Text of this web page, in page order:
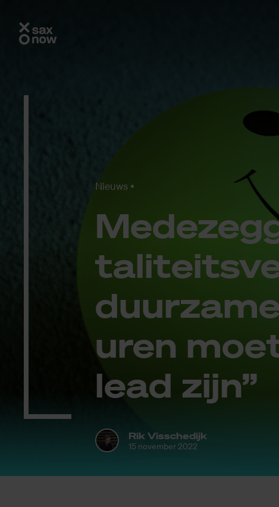
Nieuws
uren
lead zijn”
Rik Visschedijk
15 november 2022